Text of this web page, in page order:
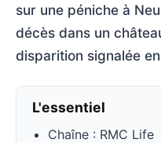
sur une péniche à
décès dans un
disparition signalée
L'essentiel
Chaîne : RMC Life